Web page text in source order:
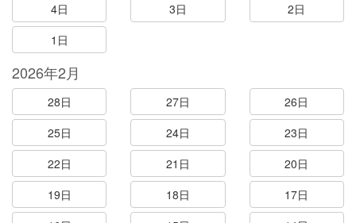
4日
3日
2日
1日
2026年2月
28日 27日
26日
25日
24日
23日
22日
21日
20日
19日
18日
17日